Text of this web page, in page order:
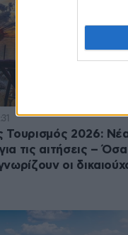
Τουρισμός 2026:
τις αιτήσεις – Όσα
οι